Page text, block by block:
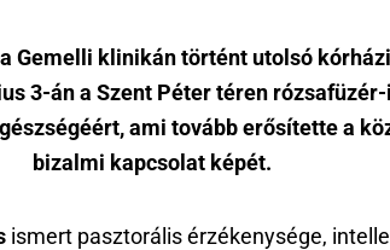
Gemelli klinikán történt utolsó
3-án a Szent Péter téren
ami tovább erősítette a
bizalmi kapcsolat képét.
ismert pasztorális érzékenysége,